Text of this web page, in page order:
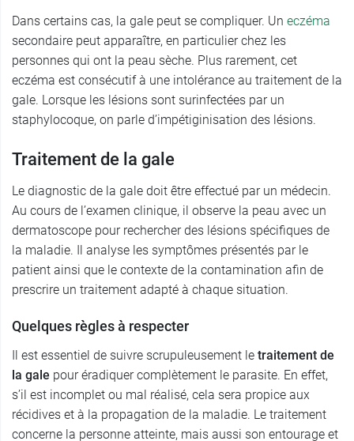
Dans certains cas, la gale peut se compliquer. Un eczéma
secondaire peut apparaître, en particulier chez les
personnes qui ont la peau sèche. Plus rarement, cet
eczéma est consécutif à une intolérance au traitement de la
gale. Lorsque les lésions sont surinfectées par un
staphylocoque, on parle d’impétiginisation des lésions.
Traitement de la gale
Le diagnostic de la gale doit être effectué par un médecin.
Au cours de l’examen clinique, il observe la peau avec un
dermatoscope pour rechercher des lésions spécifiques de
la maladie. Il analyse les symptômes présentés par le
patient ainsi que le contexte de la contamination afin de
prescrire un traitement adapté à chaque situation.
Quelques règles à respecter
Il est essentiel de suivre scrupuleusement le traitement de
la gale pour éradiquer complètement le parasite. En effet,
s’il est incomplet ou mal réalisé, cela sera propice aux
récidives et à la propagation de la maladie. Le traitement
concerne la personne atteinte, mais aussi son entourage et